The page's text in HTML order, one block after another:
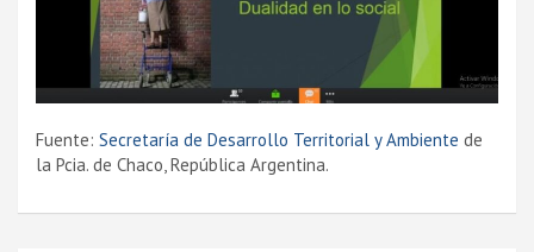
Fuente: Secretarí­a de Desarrollo Territorial y Ambiente de
la Pcia. de Chaco, República Argentina.